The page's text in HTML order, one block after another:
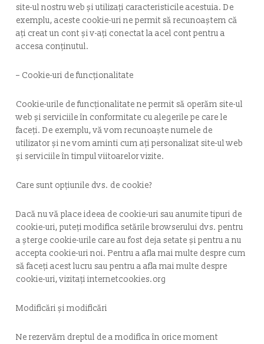
site-ul nostru web și utilizați caracteristicile acestuia. De
exemplu, aceste cookie-uri ne permit să recunoaștem că
ați creat un cont și v-ați conectat la acel cont pentru a
accesa conținutul.
– Cookie-uri de funcționalitate
Cookie-urile de funcționalitate ne permit să operăm site-ul
web și serviciile în conformitate cu alegerile pe care le
faceți. De exemplu, vă vom recunoaște numele de
utilizator și ne vom aminti cum ați personalizat site-ul web
și serviciile în timpul viitoarelor vizite.
Care sunt opțiunile dvs. de cookie?
Dacă nu vă place ideea de cookie-uri sau anumite tipuri de
cookie-uri, puteți modifica setările browserului dvs. pentru
a șterge cookie-urile care au fost deja setate și pentru a nu
accepta cookie-uri noi. Pentru a afla mai multe despre cum
să faceți acest lucru sau pentru a afla mai multe despre
cookie-uri, vizitați internetcookies.org
Modificări și modificări
Ne rezervăm dreptul de a modifica în orice moment